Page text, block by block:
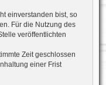
einverstanden bist, so
Für die Nutzung des
veröffentlichten
Zeit geschlossen
einer Frist